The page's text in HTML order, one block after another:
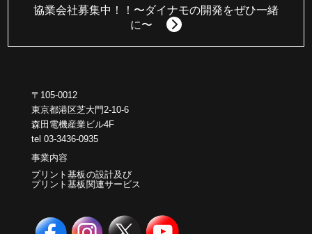
協業会社募集中！！ 〜ダイナモの開発をぜひ一緒
に〜
〒105-0012
東京都港区芝大門2-10-6
森田電機産業ビル4F
tel 03-3436-0935
事業内容
プリント基板の設計及び
プリント基板関連サービス